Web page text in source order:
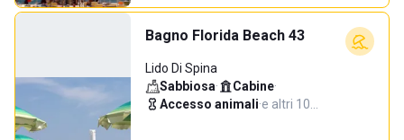
Bagno Florida Beach 43
Lido Di Spina
Sabbiosa· Cabine·
Accesso animali·e altri 10…